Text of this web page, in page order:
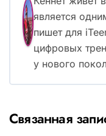
является
пишет для
цифровых
у нового
Связанная